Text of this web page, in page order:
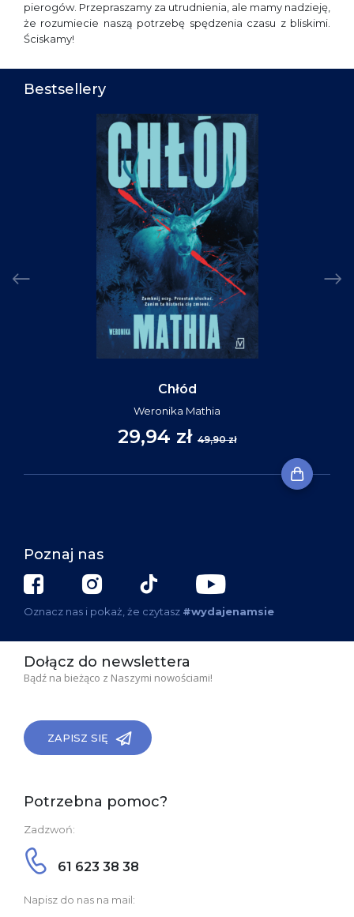
pierogów. Przepraszamy za utrudnienia, ale mamy nadzieję,
że rozumiecie naszą potrzebę spędzenia czasu z bliskimi.
Ściskamy!
Bestsellery
Chłód
Weronika Mathia
29,94 zł 49,90 zł
Poznaj nas
Oznacz nas i pokaż, że czytasz #wydajenamsie
Dołącz do newslettera
Bądź na bieżąco z Naszymi nowościami!
ZAPISZ SIĘ
Potrzebna pomoc?
Zadzwoń:
61 623 38 38
Napisz do nas na mail: